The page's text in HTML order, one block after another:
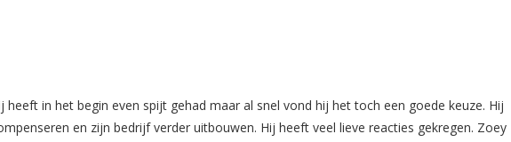
heeft in het begin even spijt gehad maar al snel vond hij het toch een goede keuze. Hij
en zijn bedrijf verder uitbouwen. Hij heeft veel lieve reacties gekregen. Zoey